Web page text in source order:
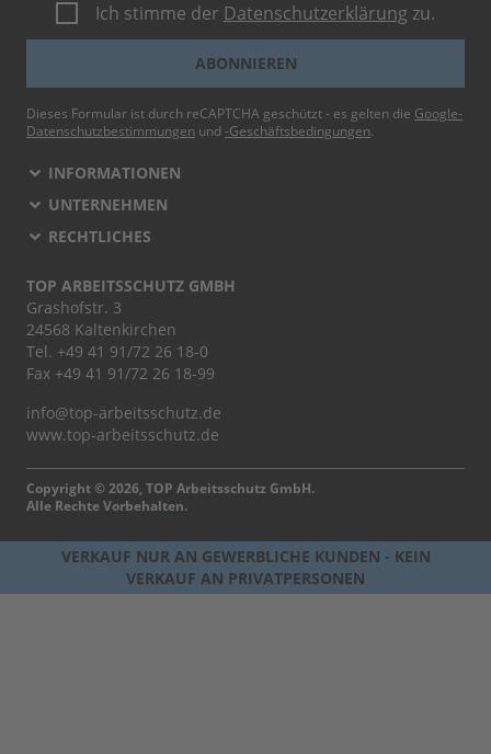
Ich stimme der Datenschutzerklärung zu.
ABONNIEREN
Dieses Formular ist durch reCAPTCHA geschützt - es gelten die Google-
Datenschutzbestimmungen und -Geschäftsbedingungen.
INFORMATIONEN
UNTERNEHMEN
RECHTLICHES
TOP ARBEITSSCHUTZ GMBH
Grashofstr. 3
24568 Kaltenkirchen
Tel. +49 41 91/72 26 18-0
Fax +49 41 91/72 26 18-99
info@top-arbeitsschutz.de
www.top-arbeitsschutz.de
Copyright © 2026, TOP Arbeitsschutz GmbH.
Alle Rechte Vorbehalten.
VERKAUF NUR AN GEWERBLICHE KUNDEN - KEIN
VERKAUF AN PRIVATPERSONEN